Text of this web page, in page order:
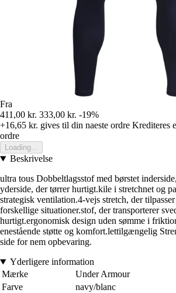
Fra
411,00 kr. 333,00 kr. -19%
+16,65 kr. gives til din naeste ordre Krediteres
ordre
Loading...
Beskrivelse
ultra tous Dobbeltlagsstof med børstet
yderside, der tørrer hurtigt.kile i stretchnet og
strategisk ventilation.4-vejs stretch, der
forskellige situationer.stof, der transporterer
hurtigt.ergonomisk design uden sømme i
enestående støtte og komfort.lettilgængelig
side for nem opbevaring.
Yderligere information
Mærke
Under Armour
Farve
navy/blanc